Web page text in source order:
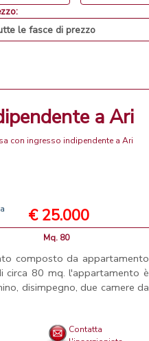
a Ari
con ingresso indipendente a Ari
€ 25.000
Mq. 80
composto da appartamento
circa 80 mq. l'appartamento è
disimpegno, due camere da
Contatta